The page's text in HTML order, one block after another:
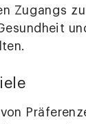
Zugangs